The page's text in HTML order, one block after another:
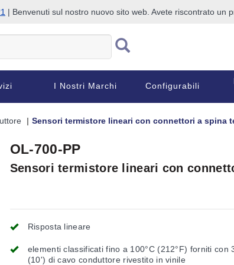
| Benvenuti sul nostro nuovo sito web. Avete riscontrato un
I Nostri Marchi Configurabili
Sensori termistore lineari con connettori a spina
OL-700-PP
Sensori termistore lineari con
Risposta lineare
elementi classificati fino a 100°C (212°F) forniti con
(10') di cavo conduttore rivestito in vinile